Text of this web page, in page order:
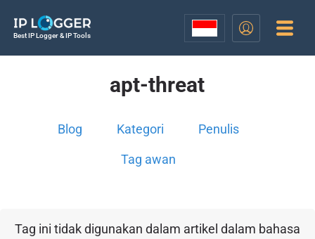
Best IP Logger & IP Tools
apt-threat
Blog Kategori Penulis
Tag awan